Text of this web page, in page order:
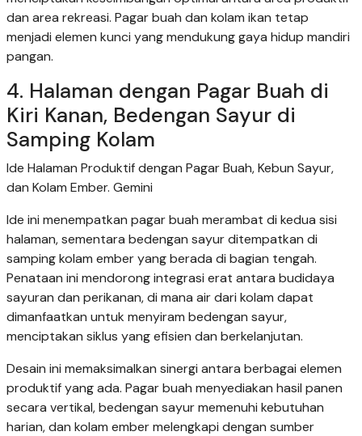
dan area rekreasi. Pagar buah dan kolam ikan tetap
menjadi elemen kunci yang mendukung gaya hidup mandiri
pangan.
4. Halaman dengan Pagar Buah di
Kiri Kanan, Bedengan Sayur di
Samping Kolam
Ide Halaman Produktif dengan Pagar Buah, Kebun Sayur,
dan Kolam Ember. Gemini
Ide ini menempatkan pagar buah merambat di kedua sisi
halaman, sementara bedengan sayur ditempatkan di
samping kolam ember yang berada di bagian tengah.
Penataan ini mendorong integrasi erat antara budidaya
sayuran dan perikanan, di mana air dari kolam dapat
dimanfaatkan untuk menyiram bedengan sayur,
menciptakan siklus yang efisien dan berkelanjutan.
Desain ini memaksimalkan sinergi antara berbagai elemen
produktif yang ada. Pagar buah menyediakan hasil panen
secara vertikal, bedengan sayur memenuhi kebutuhan
harian, dan kolam ember melengkapi dengan sumber